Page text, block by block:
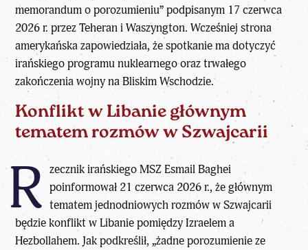
memorandum o porozumieniu” podpisanym 17 czerwca
2026 r. przez Teheran i Waszyngton. Wcześniej strona
amerykańska zapowiedziała, że spotkanie ma dotyczyć
irańskiego programu nuklearnego oraz trwałego
zakończenia wojny na Bliskim Wschodzie.
Konflikt w Libanie głównym
tematem rozmów w Szwajcarii
R zecznik irańskiego MSZ Esmail Baghei
poinformował 21 czerwca 2026 r., że głównym
tematem jednodniowych rozmów w Szwajcarii
będziekonflikt w Libanie pomiędzy Izraelem a
Hezbollahem. Jak podkreślił, „żadne porozumienie ze